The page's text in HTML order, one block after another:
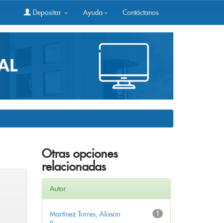
Depositar Ayuda Contáctanos
Otras opciones
relacionadas
Autor
1
Martínez Torres, Alisson